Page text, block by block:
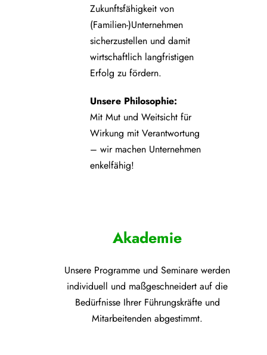
Zukunftsfähigkeit von
(Familien-)Unternehmen
sicherzustellen und damit
wirtschaftlich langfristigen
Erfolg zu fördern.
Unsere Philosophie:
Mit Mut und Weitsicht für
Wirkung mit Verantwortung
– wir machen Unternehmen
enkelfähig!
Akademie
Unsere Programme und Seminare werden
individuell und maßgeschneidert auf die
Bedürfnisse Ihrer Führungskräfte und
Mitarbeitenden abgestimmt.